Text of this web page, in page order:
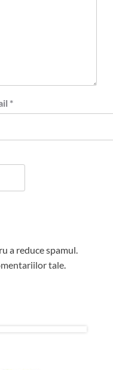
*
a reduce spamul.
tale.